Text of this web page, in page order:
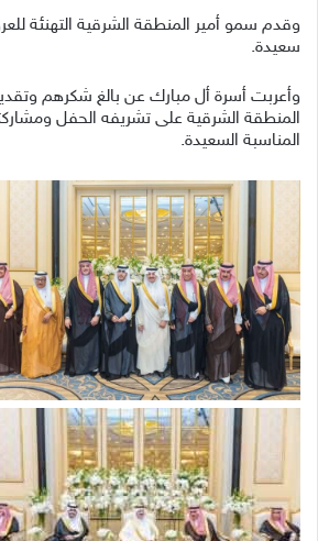
وقدم سمو أمير المنطقة الشرقية التهنئة
سعيدة.
وأعربت أسرة أل مبارك عن بالغ شكرهم
المنطقة الشرقية على تشريفه الحفل
المناسبة السعيدة.